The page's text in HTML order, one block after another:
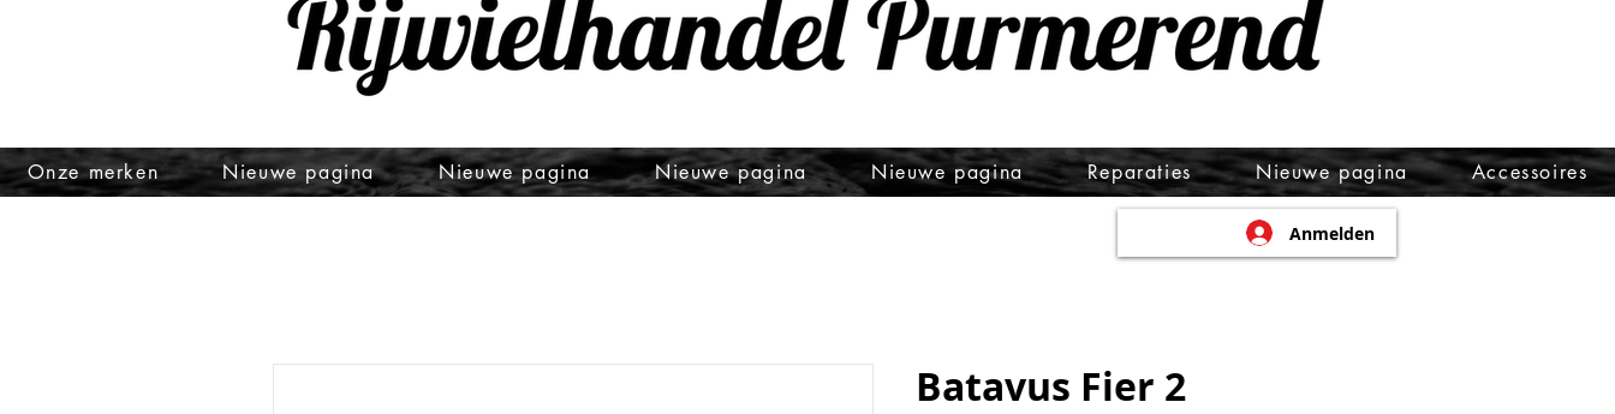
Onze merken Nieuwe pagina Nieuwe pagina Nieuwe pagina Nieuwe pagina Reparaties Nieuwe pagina Accessoires
Batavus Fier 2
Anmelden